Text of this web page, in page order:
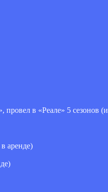
в «Реале» 5 сезонов
аренде)